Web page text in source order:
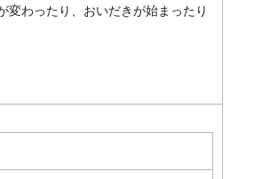
変わったり、おいだきが始まったり